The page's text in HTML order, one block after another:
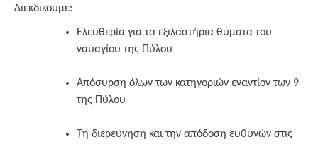
Διεκδικούμε:
Ελευθερία για τα εξιλαστήρια θύματα του
ναυαγίου της Πύλου
Απόσυρση όλων των κατηγοριών εναντίον των 9
της Πύλου
Τη διερεύνηση και την απόδοση ευθυνών στις